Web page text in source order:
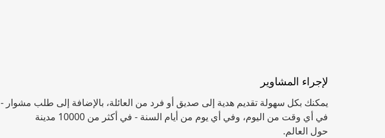
لإجراء المشاوير
يمكنك بكل سهولة تقديم هدية إلى صديق أو فرد من العائلة، بالإضافة إلى طلب مشوار -
في أي وقت من اليوم، وفي أي يوم من أيام السنة - في أكثر من 10000 مدينة
حول العالم.